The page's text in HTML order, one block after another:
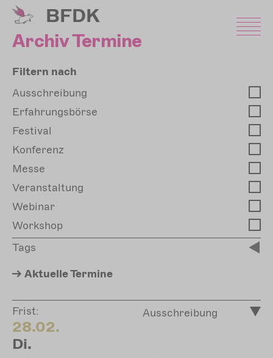
Direkt
zum
Inhalt
BFDK
Archiv Termine
Frist:
28.02.
Di.
Ausschreibung
Filtern nach
Ausschreibung
Erfahrungsbörse
Festival
Konferenz
Messe
Veranstaltung
Webinar
Workshop
Tags
AktuelleTermine